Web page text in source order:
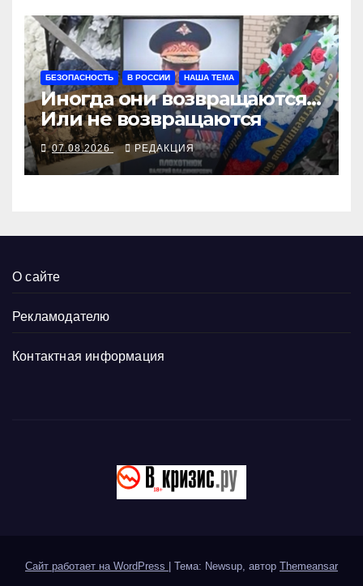
БЕЗОПАСНОСТЬ В РОССИИ НАША ТЕМА
Иногда они возвращаются…
Или не возвращаются
07.08.2026 РЕДАКЦИЯ
О сайте
Рекламодателю
Контактная информация
Сайт работает на WordPress | Тема: Newsup, автор Themeansar